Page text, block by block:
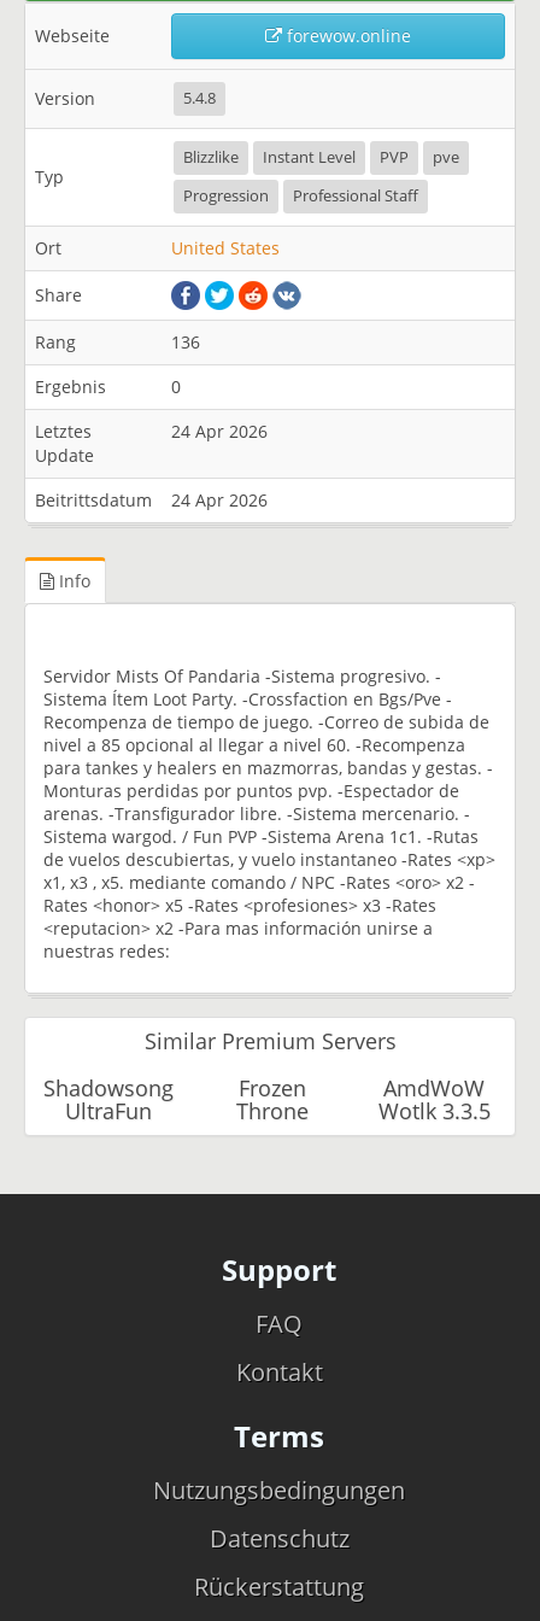
Webseite forewow.online
Version 5.4.8
Typ
Blizzlike Instant Level PVP
pve
Progression
Professional Staff
Ort United States
Share
Rang
136
Ergebnis
0
Letztes
Update
24 Apr 2026
Beitrittsdatum 24 Apr 2026
Info
Servidor Mists Of Pandaria -Sistema progresivo. -
Sistema Ítem Loot Party. -Crossfaction en Bgs/Pve -
Recompenza de tiempo de juego. -Correo de subida de
nivel a 85 opcional al llegar a nivel 60. -Recompenza
para tankes y healers en mazmorras, bandas y gestas. -
Monturas perdidas por puntos pvp. -Espectador de
arenas. -Transfigurador libre. -Sistema mercenario. -
Sistema wargod. / Fun PVP -Sistema Arena 1c1. -Rutas
de vuelos descubiertas, y vuelo instantaneo -Rates <xp>
x1, x3 , x5. mediante comando / NPC -Rates <oro> x2 -
Rates <honor> x5 -Rates <profesiones> x3 -Rates
<reputacion> x2 -Para mas información unirse a
nuestras redes:
Similar Premium Servers
Shadowsong
UltraFun
Frozen
Throne
AmdWoW
Wotlk 3.3.5
Support
FAQ
Kontakt
Terms
Nutzungsbedingungen
Datenschutz
Rückerstattung